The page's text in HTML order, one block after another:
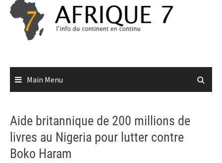
Skip
content
Main Menu
Aide britannique de 200 millions de
livres au Nigeria pour lutter contre
Boko Haram